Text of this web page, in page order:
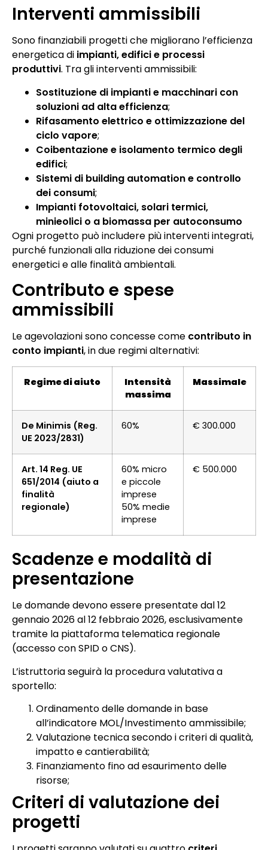
Interventi ammissibili
Sono finanziabili progetti che migliorano l’efficienza
energetica di impianti, edifici e processi
produttivi. Tra gli interventi ammissibili:
Sostituzione di impianti e macchinari con
soluzioni ad alta efficienza;
Rifasamento elettrico e ottimizzazione del
ciclo vapore;
Coibentazione e isolamento termico degli
edifici;
Sistemi di building automation e controllo
dei consumi;
Impianti fotovoltaici, solari termici,
minieolici o a biomassa per autoconsumo
Ogni progetto può includere più interventi integrati,
purché funzionali alla riduzione dei consumi
energetici e alle finalità ambientali.
Contributo e spese
ammissibili
Le agevolazioni sono concesse come contributo in
conto impianti, in due regimi alternativi:
Regime di aiuto
Intensità
massima
Massimale
De Minimis (Reg.
UE 2023/2831)
60% € 300.000
Art. 14 Reg. UE
651/2014 (aiuto a
finalità
regionale)
60% micro
e piccole
imprese
50% medie
imprese
€ 500.000
Scadenze e modalità di
presentazione
Le domande devono essere presentate dal 12
gennaio 2026 al 12 febbraio 2026, esclusivamente
tramite la piattaforma telematica regionale
(accesso con SPID o CNS).
L’istruttoria seguirà la procedura valutativa a
sportello:
Ordinamento delle domande in base
all’indicatore MOL/Investimento ammissibile;
Valutazione tecnica secondo i criteri di qualità,
impatto e cantierabilità;
Finanziamento fino ad esaurimento delle
risorse;
Criteri di valutazione dei
progetti